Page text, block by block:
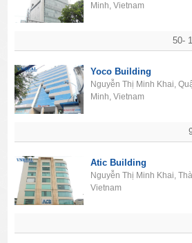
50-
Minh, Vietnam
Yoco Building
Nguyễn Thị Minh Khai,
Minh, Vietnam
Atic Building
Nguyễn Thị Minh Khai,
Vietnam